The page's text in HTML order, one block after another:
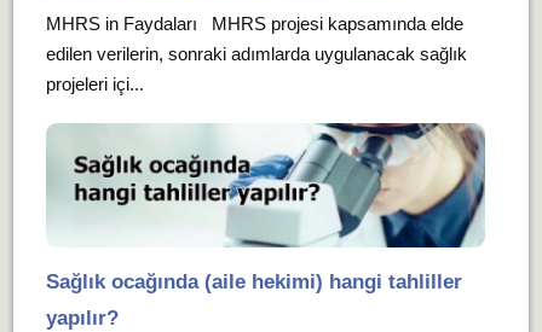
MHRS in Faydaları MHRS projesi kapsamında elde
edilen verilerin, sonraki adımlarda uygulanacak sağlık
projeleri içi...
Sağlık ocağında (aile hekimi) hangi tahliller
yapılır?